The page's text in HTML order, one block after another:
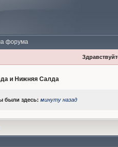
форума
и Нижняя Салда
были здесь: минуту назад